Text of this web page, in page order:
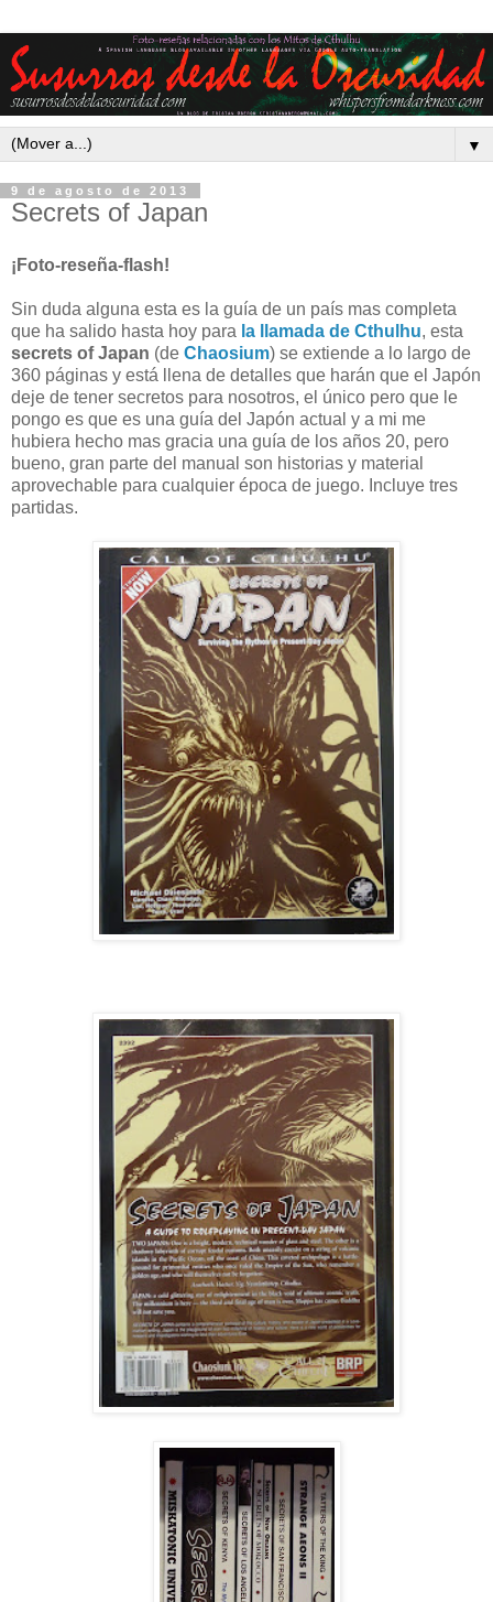
▼
9 de agosto de 2013
Secrets of Japan
¡Foto-reseña-flash!
Sin duda alguna esta es la guía de un país mas completa
que ha salido hasta hoy para la llamada de Cthulhu, esta
secrets of Japan (de Chaosium) se extiende a lo largo de
360 páginas y está llena de detalles que harán que el Japón
deje de tener secretos para nosotros, el único pero que le
pongo es que es una guía del Japón actual y a mi me
hubiera hecho mas gracia una guía de los años 20, pero
bueno, gran parte del manual son historias y material
aprovechable para cualquier época de juego. Incluye tres
partidas.